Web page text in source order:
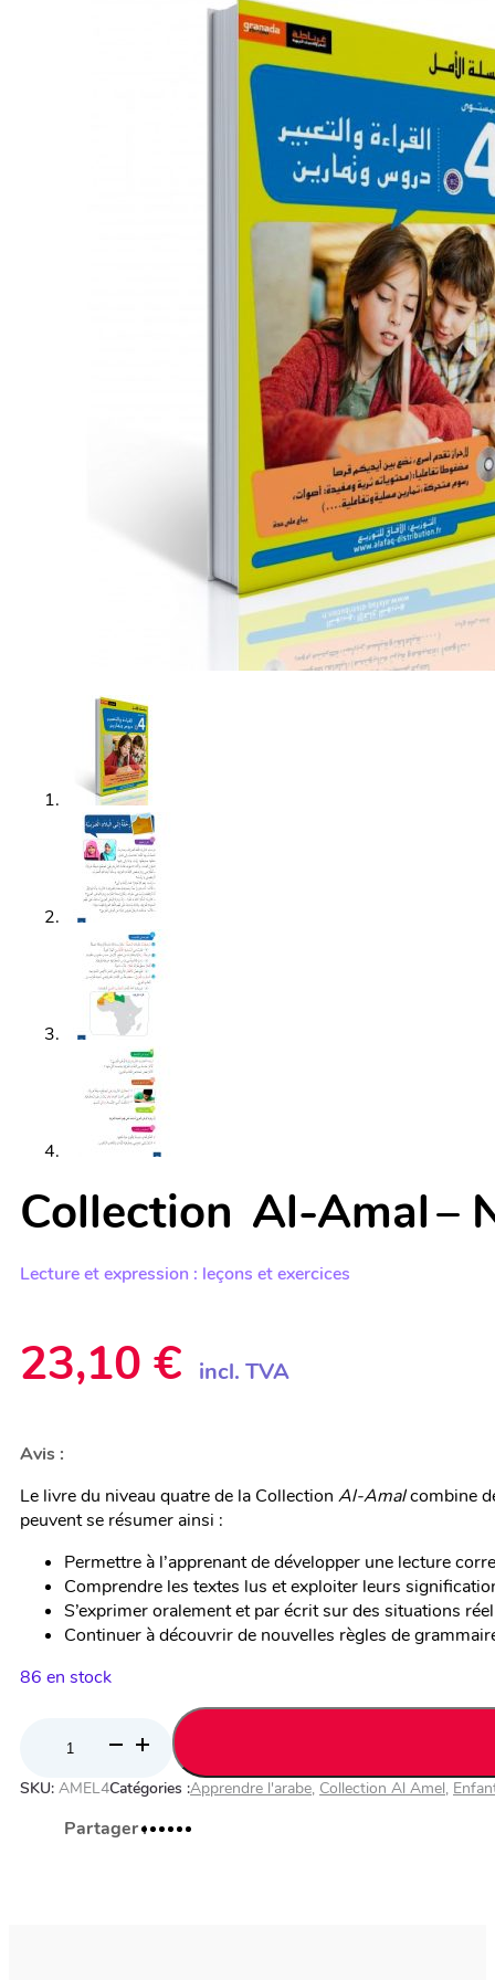
Collection Al-Amal –
Lecture et expression : leçons et exercices
23,10 € incl. TVA
Le livre du niveau quatre de la Collection Al-Amalcombine
peuvent se résumer ainsi :
Permettre à l’apprenant de développer une lecture
Comprendre les textes lus et exploiter leurs
S’exprimer oralement et par écrit sur des situations
Continuer à découvrir de nouvelles règles de
86 en stock
quantité
de
SKU: AMEL4Catégories :Apprendre l'arabe, Collection Al Amel,